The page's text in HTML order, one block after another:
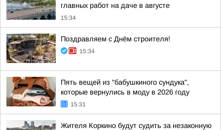
главных работ на даче в августе
15:34
Поздравляем с Днём строителя!
15:34
Пять вещей из "бабушкиного сундука",
которые вернулись в моду в 2026 году
15:31
Жителя Коркино будут судить за незаконную